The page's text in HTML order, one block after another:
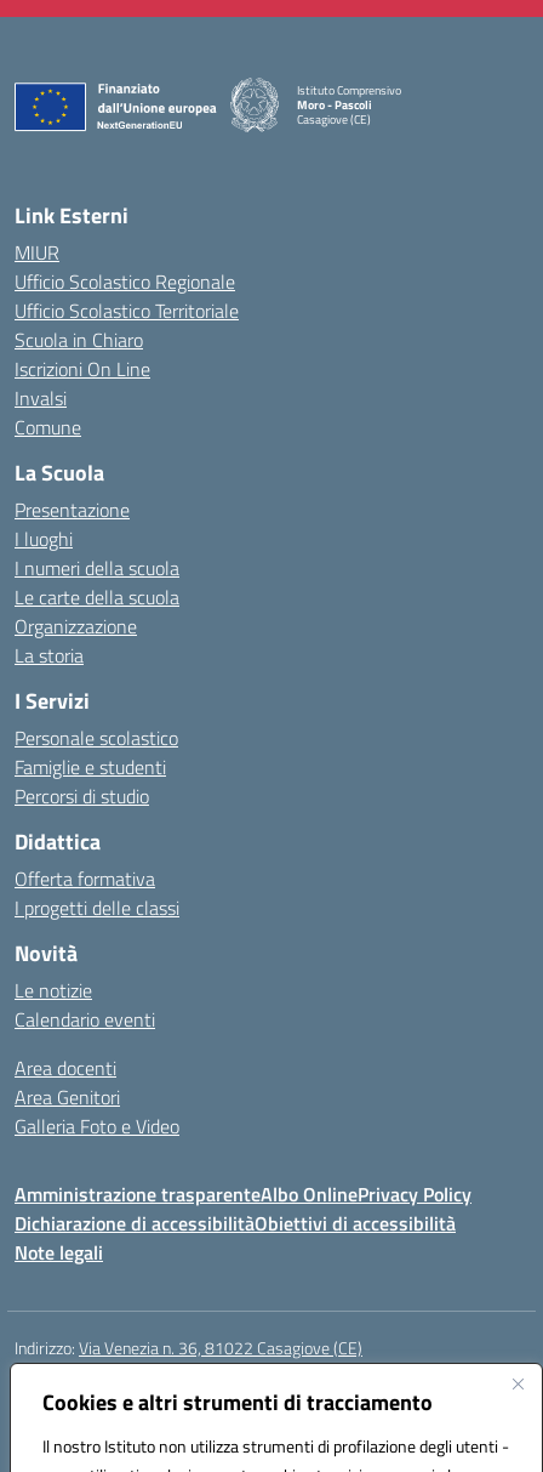
Cookies e altri strumenti di tracciamento
Il nostro Istituto non utilizza strumenti di profilazione degli utenti -
Istituto Comprensivo
Moro - Pascoli
Casagiove (CE)
— Visita la pagina iniziale della scuola
Link Esterni
MIUR
Ufficio Scolastico Regionale
Ufficio Scolastico Territoriale
Scuola in Chiaro
Iscrizioni On Line
Invalsi
Comune
La Scuola
Presentazione
I luoghi
I numeri della scuola
Le carte della scuola
Organizzazione
La storia
I Servizi
Personale scolastico
Famiglie e studenti
Percorsi di studio
Didattica
Offerta formativa
I progetti delle classi
Novità
Le notizie
Calendario eventi
Area docenti
Area Genitori
Galleria Foto e Video
Amministrazione trasparenteAlbo OnlinePrivacy Policy
Dichiarazione di accessibilitàObiettivi di accessibilità
Note legali
Indirizzo:Via Venezia n. 36, 81022 Casagiove (CE)
Centralino:
Posta elettronica certificata (PEC):ceic893002@pec.istruzione.it
Codice fiscale: 93085870611